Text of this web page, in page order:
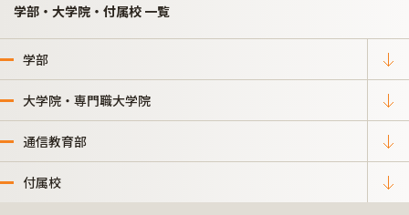
学部・大学院・付属校 一覧
学部
大学院・専門職大学院
通信教育部
付属校